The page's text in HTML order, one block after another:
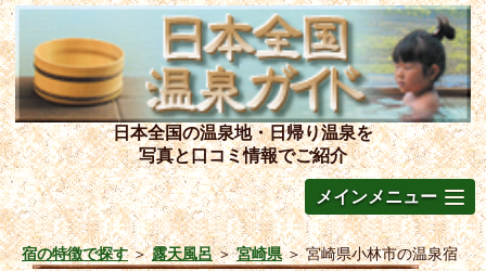
日本全国の温泉地・日帰り温泉を
写真と口コミ情報でご紹介
メインメニュー
宿の特徴で探す＞露天風呂＞宮崎県＞宮崎県小林市の温泉宿